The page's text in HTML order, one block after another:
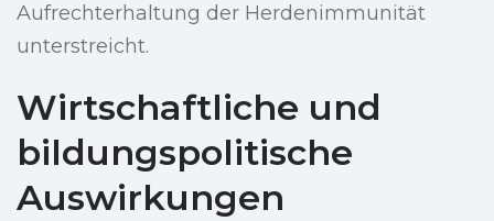
Aufrechterhaltung der Herdenimmunität
unterstreicht.
Wirtschaftliche und
bildungspolitische
Auswirkungen